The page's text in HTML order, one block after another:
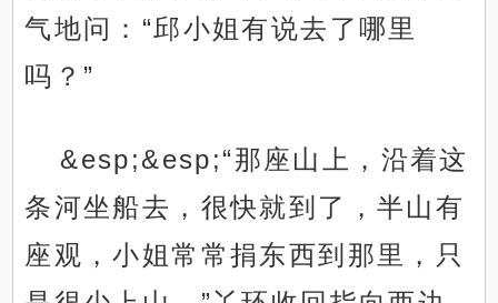
气地问：“邱小姐有说去了哪里
吗？”
&esp;&esp;“那座山上，沿着这
条河坐船去，很快就到了，半山有
座观，小姐常常捐东西到那里，只